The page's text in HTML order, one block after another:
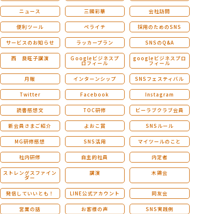
ニュース 三國彩華 会社訪問
便利ツール ペライチ 採用のためのSNS
サービスのお知らせ ラッカープラン SNSのQ&A
西 良旺子講演 Ｇoogleビジネスプ
ロフィール
googleビジネスプロ
フィール
月報 インターンシップ SNSフェスティバル
Twitter Facebook Instagram
読書感想文 TOC研修 ビーラブクラブ会員
新会員さまご紹介 よおこ賞 SNSルール
MG研修感想 SNS活用 マイツールのこと
社内研修 自主的社員 内定者
ストレングスファイン
ダー
講演 木鶏会
発信していいとも！ LINE公式アカウント 同友会
営業の話 お客様の声 SNS実践例